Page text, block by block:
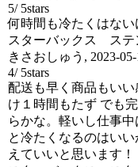
5/ 5stars
何時間も冷たくはない
スターバックス ステ
きさおしゅう , 2023-
4/ 5stars
配送も早く商品もい
け１時間もたず でも
らかな。軽いし仕事
と冷たくなるのはい
えていいと思います！